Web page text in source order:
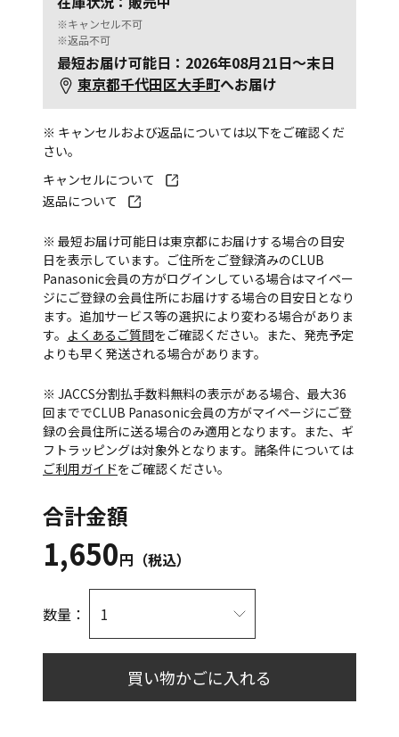
※キャンセル不可
※返品不可
最短お届け可能日：2026年08月21日～末日
東京都千代田区大手町へお届け
※ キャンセルおよび返品については以下をご確認くだ
さい。
キャンセルについて
返品について
※ 最短お届け可能日は東京都にお届けする場合の目安
日を表示しています。ご住所をご登録済みのCLUB
Panasonic会員の方がログインしている場合はマイペー
ジにご登録の会員住所にお届けする場合の目安日となり
ます。追加サービス等の選択により変わる場合がありま
す。 よくあるご質問をご確認ください。また、発売予定
よりも早く発送される場合があります。
※ JACCS分割払手数料無料の表示がある場合、最大36
回まででCLUB Panasonic会員の方がマイページにご登
録の会員住所に送る場合のみ適用となります。また、ギ
フトラッピングは対象外となります。諸条件については
ご利用ガイドをご確認ください。
合計金額
1,650円（税込）
数量：
買い物かごに入れる